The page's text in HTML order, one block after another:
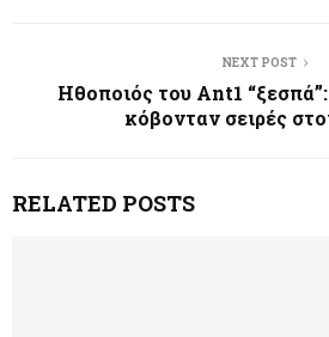
NEXT POST
Ηθοποιός του Ant1
κόβονταν σειρές
RELATED POSTS